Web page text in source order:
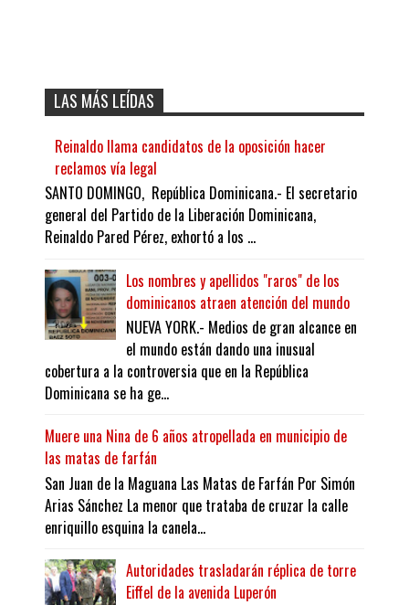
LAS MÁS LEÍDAS
Reinaldo llama candidatos de la oposición hacer
reclamos vía legal
SANTO DOMINGO, República Dominicana.- El secretario
general del Partido de la Liberación Dominicana,
Reinaldo Pared Pérez, exhortó a los ...
Los nombres y apellidos "raros" de los
dominicanos atraen atención del mundo
NUEVA YORK.- Medios de gran alcance en
el mundo están dando una inusual
cobertura a la controversia que en la República
Dominicana se ha ge...
Muere una Nina de 6 años atropellada en municipio de
las matas de farfán
San Juan de la Maguana Las Matas de Farfán Por Simón
Arias Sánchez La menor que trataba de cruzar la calle
enriquillo esquina la canela...
Autoridades trasladarán réplica de torre
Eiffel de la avenida Luperón